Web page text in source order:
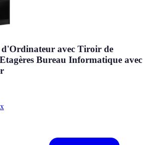
avec Tiroir de
Bureau Informatique avec